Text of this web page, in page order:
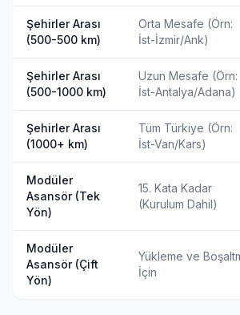
Şehirler Arası
(500-500 km)
Orta Mesafe (Örn:
İst-İzmir/Ank)
Şehirler Arası
(500-1000 km)
Uzun Mesafe (Örn:
İst-Antalya/Adana)
Şehirler Arası
(1000+ km)
Tüm Türkiye (Örn:
İst-Van/Kars)
Modüler
Asansör (Tek
Yön)
15. Kata Kadar
(Kurulum Dahil)
Modüler
Asansör (Çift
Yön)
Yükleme ve
İçin